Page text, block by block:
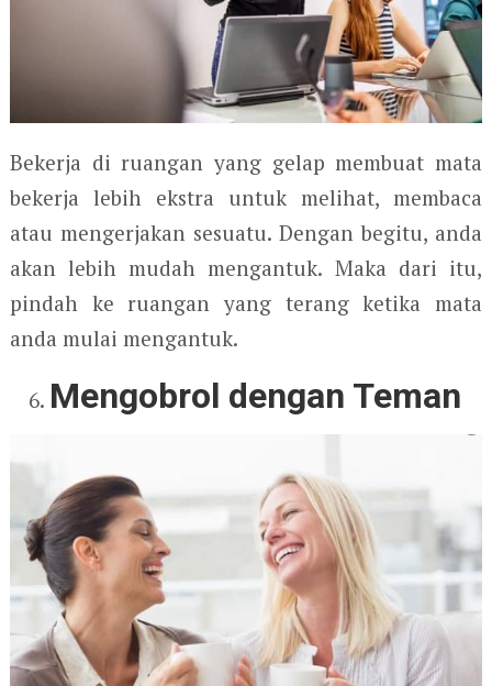
Bekerja di ruangan yang gelap membuat mata
bekerja lebih ekstra untuk melihat, membaca
atau mengerjakan sesuatu. Dengan begitu, anda
akan lebih mudah mengantuk. Maka dari itu,
pindah ke ruangan yang terang ketika mata
anda mulai mengantuk.
Mengobrol dengan Teman